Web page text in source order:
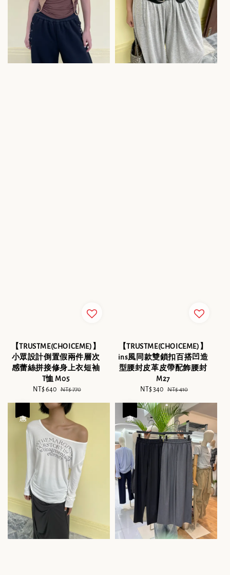
【TRUSTME(CHOICEME)】
小眾設計倒置假兩件層次
感蕾絲拼接修身上衣短袖
T恤 M05
Sale
NT$ 640 Regular
NT$ 770
【TRUSTME(CHOICEME)】
ins風同款雙鎖扣百搭凹造
型腰封皮革皮帶配飾腰封
M27
Sale
NT$ 340 Regular
NT$ 410